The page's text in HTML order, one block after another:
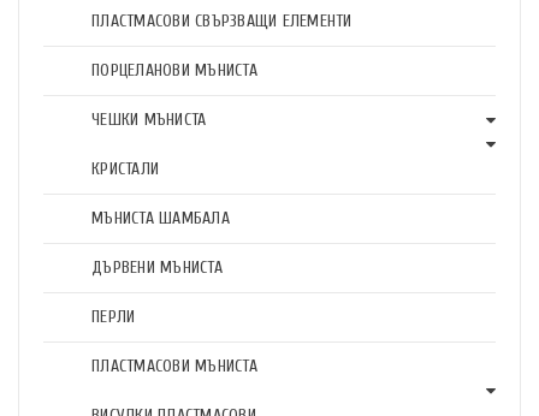
ПЛАСТМАСОВИ СВЪРЗВАЩИ ЕЛЕМЕНТИ
ПОРЦЕЛАНОВИ МЪНИСТА
ЧЕШКИ МЪНИСТА
КРИСТАЛИ
МЪНИСТА ШАМБАЛА
ДЪРВЕНИ МЪНИСТА
ПЕРЛИ
ПЛАСТМАСОВИ МЪНИСТА